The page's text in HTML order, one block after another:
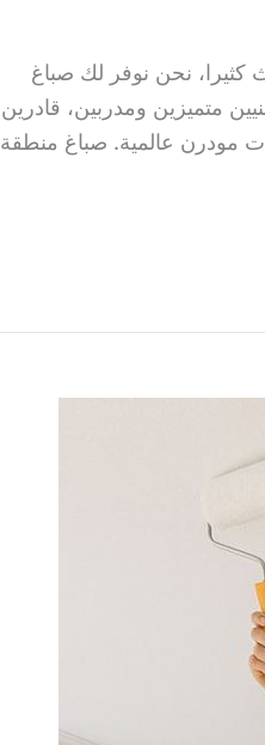
نحن نوفر لك صباغ
متميزين ومدربين، قادرين
مودرن عالمية. صباغ منطقة